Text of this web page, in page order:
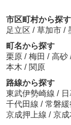
市区町村から探す
足立区 / 草加市 /
町名から探す
栗原 / 梅田 / 高砂
本木 / 関原
路線から探す
東武伊勢崎線 /
千代田線 / 常磐緩
京成押上線 / 京成